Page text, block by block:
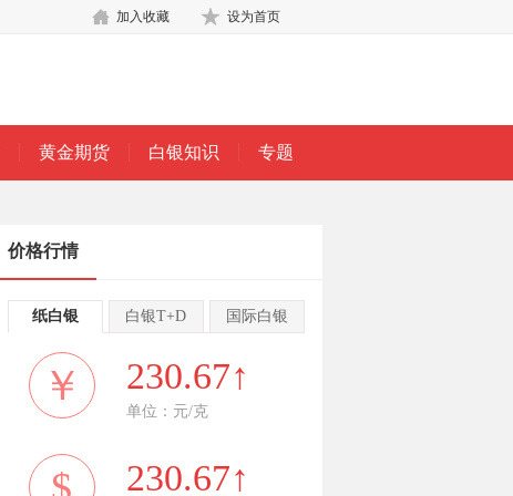
设为首页
加入收藏
黄金期货 白银知识 专题
价格行情
纸白银 白银T+D 国际白银
￥ 230.67↑
单位：元/克
230.67↑